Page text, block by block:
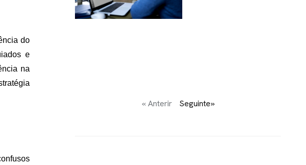
do
e
na
« Anterir Seguinte»